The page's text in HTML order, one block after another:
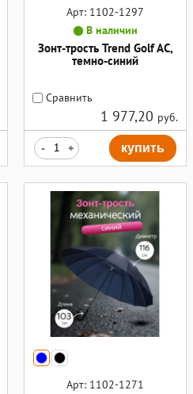
Арт: 1102-1297
В наличии
Зонт-трость Trend Golf AC,
темно-синий
Сравнить
1 977,20 руб.
- + купить
Арт: 1102-1271